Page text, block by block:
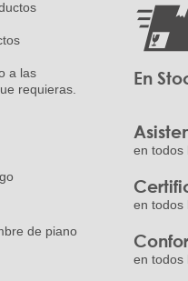
a las
requieras.
de piano
En
en todos
en todos
en todos